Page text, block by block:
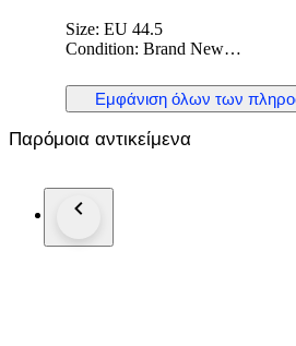
Size: EU 44.5
Condition: Brand New
The Jordan 1 Mid SE Craft is a
layered materials and exposed
stylish and contemporary look.
Model: Jordan 1 Mid SE Craft
Colorway: Obsidian / French
Εμφάνιση όλων των
Παρόμοια αντικείμενα